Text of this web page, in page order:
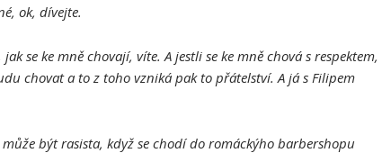
ok, dívejte.
se ke mně chovají, víte. A jestli se ke mně chová s respektem,
chovat a to z toho vzniká pak to přátelství. A já s Filipem
být rasista, když se chodí do romáckýho barbershopu